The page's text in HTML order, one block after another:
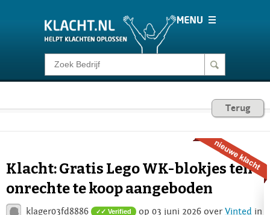
Klacht melden
Consumentenrecht
Voor Bedrijven
Terug
Klacht: Gratis Lego WK-blokjes ten
onrechte te koop aangeboden
klager03fd8886 ✓ Verified op 03 juni 2026 overVinted in